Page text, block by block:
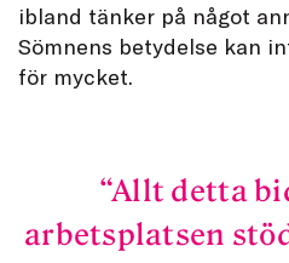
ibland tänker på något
Sömnens betydelse kan
för mycket.
Allt detta
arbetsplatsen